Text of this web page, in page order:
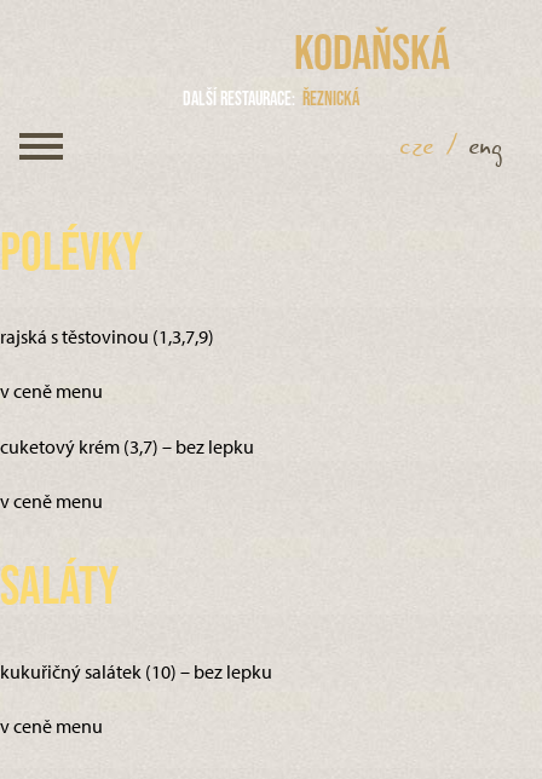
Kodaňská
Další restaurace Řeznická
cze / eng
Polévky
rajská s těstovinou (1,3,7,9)
v ceně menu
cuketový krém (3,7) – bez lepku
v ceně menu
Saláty
kukuřičný salátek (10) – bez lepku
v ceně menu